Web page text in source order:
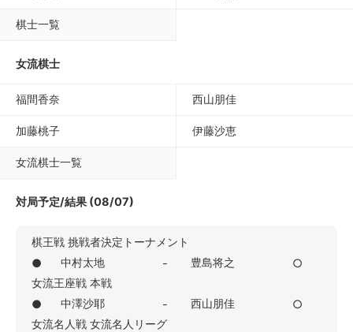
棋士一覧
女流棋士
福間香奈 西山朋佳
加藤桃子 伊藤沙恵
女流棋士一覧
対局予定/結果 (08/07)
棋王戦 挑戦者決定トーナメント
●
中村太地 - 豊島将之
○
女流王座戦 本戦
●
中澤沙耶 - 西山朋佳
○
女流名人戦 女流名人リーグ